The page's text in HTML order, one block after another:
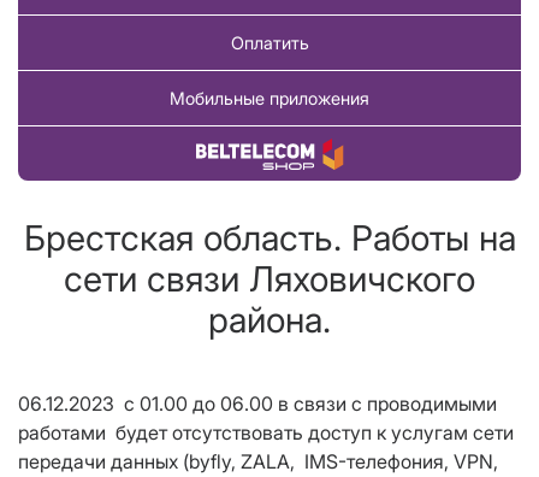
Оплатить
Мобильные приложения
Купить товар
Брестская область. Работы на
сети связи Ляховичского
района.
06.12.2023 с 01.00 до 06.00 в связи с проводимыми
работами будет отсутствовать доступ к услугам сети
передачи данных (byfly, ZALA, IMS-телефония, VPN,